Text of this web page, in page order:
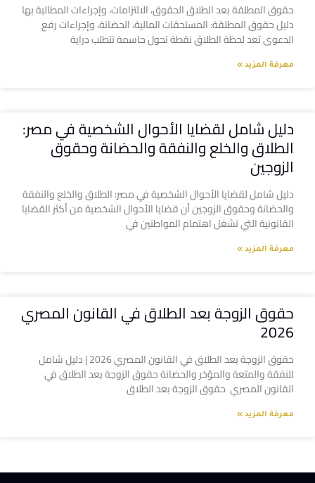
حقوق المطلقة بعد الطلاق الحقوق، الالتزامات، وإجراءات المطالبة بها
دليل حقوق المطلقة: المستحقات المالية، الحضانة، وإجراءات رفع
الدعوى تعد لحظة الطلاق نقطة تحول حاسمة تتطلب دراية
معرفة المزيد »
دليل شامل لقضايا الأحوال الشخصية في مصر:
الطلاق والخلع والنفقة والحضانة وحقوق
الزوجين
دليل شامل لقضايا الأحوال الشخصية في مصر: الطلاق والخلع والنفقة
والحضانة وحقوق الزوجين أن قضايا الأحوال الشخصية من أكثر القضايا
القانونية التي تشغل اهتمام المواطنين في
معرفة المزيد »
حقوق الزوجة بعد الطلاق في القانون المصري
2026
حقوق الزوجة بعد الطلاق في القانون المصري 2026 | دليل شامل
للنفقة والمتعة والمؤخر والحضانة حقوق الزوجة بعد الطلاق في
القانون المصري حقوق الزوجة بعد الطلاق
معرفة المزيد »